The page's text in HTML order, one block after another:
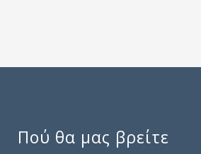
Πού θα μας βρείτε